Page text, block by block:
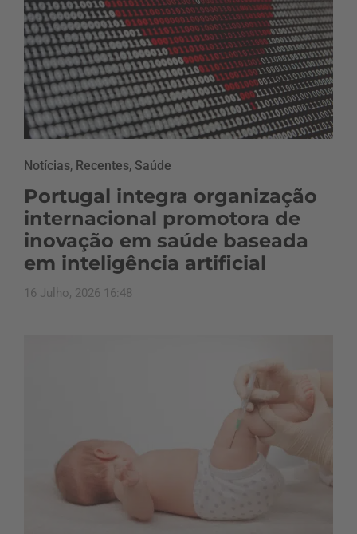
Notícias, Recentes, Saúde
Portugal integra organização
internacional promotora de
inovação em saúde baseada
em inteligência artificial
16 Julho, 2026 16:48